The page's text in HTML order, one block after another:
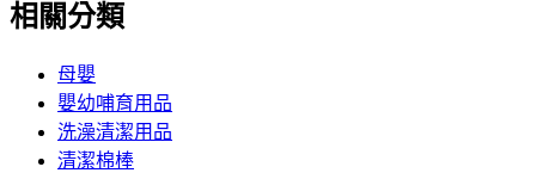
相關分類
母嬰
嬰幼哺育用品
洗澡清潔用品
清潔棉棒